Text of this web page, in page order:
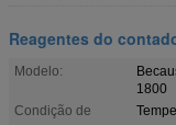
Reagentes do
Modelo:
1800
Condição de